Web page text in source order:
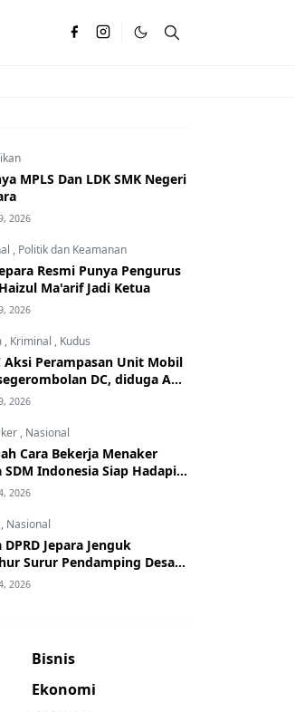
MPLS Dan LDK SMK Negeri
2026
, Politik dan Keamanan
Resmi Punya Pengurus
Ma'arif Jadi Ketua
2026
, Kriminal , Kudus
Aksi Perampasan Unit Mobil
DC, diduga Ada
2026
, Nasional
Cara Bekerja Menaker
SDM Indonesia Siap Hadapi
Baru
2026
, Nasional
DPRD Jepara Jenguk
Surur Pendamping Desa
2026
Bisnis
Ekonomi